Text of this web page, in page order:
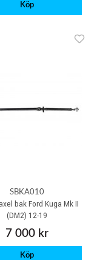
Köp
SBKA010
bak Ford Kuga Mk II
(DM2) 12-19
7 000 kr
Köp